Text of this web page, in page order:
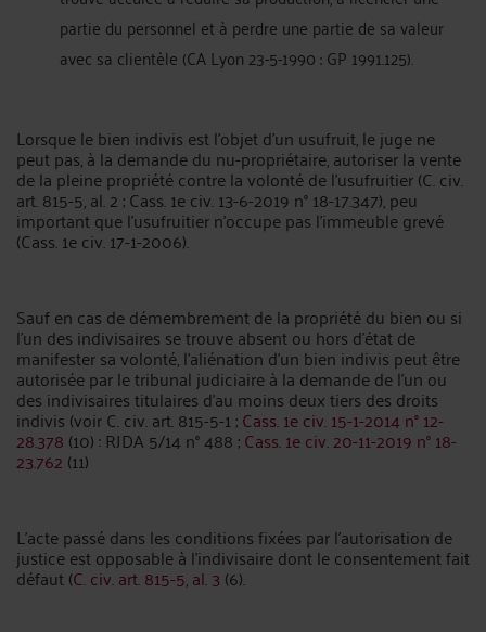
partie du personnel et à perdre une partie de sa valeur
avec sa clientèle (CA Lyon 23-5-1990 : GP 1991.125).
Lorsque le bien indivis est l'objet d'un usufruit, le juge ne
peut pas, à la demande du nu-propriétaire, autoriser la vente
de la pleine propriété contre la volonté de l'usufruitier (C. civ.
art. 815-5, al. 2 ; Cass. 1e civ. 13-6-2019 n° 18-17.347), peu
important que l'usufruitier n'occupe pas l'immeuble grevé
(Cass. 1e civ. 17-1-2006).
Sauf en cas de démembrement de la propriété du bien ou si
l'un des indivisaires se trouve absent ou hors d'état de
manifester sa volonté, l'aliénation d'un bien indivis peut être
autorisée par le tribunal judiciaire à la demande de l'un ou
des indivisaires titulaires d'au moins deux tiers des droits
indivis (voir C. civ. art. 815-5-1 ;Cass. 1e civ. 15-1-2014 n° 12-
28.378 (10) : RJDA 5/14 n° 488 ;Cass. 1e civ. 20-11-2019 n° 18-
23.762 (11)
L'acte passé dans les conditions fixées par l'autorisation de
justice est opposable à l'indivisaire dont le consentement fait
défaut (C. civ. art. 815-5, al. 3 (6).